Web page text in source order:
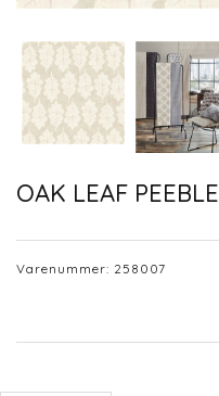
OAK LEAF PEEBLE
Varenummer: 258007